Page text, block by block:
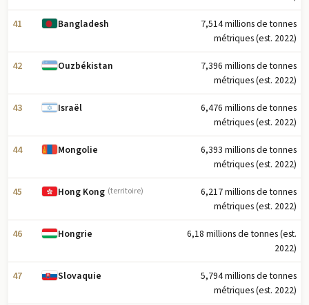
41 Bangladesh
7,514 millions de tonnes
métriques (est. 2022)
42 Ouzbékistan
7,396 millions de tonnes
métriques (est. 2022)
43 Israël
6,476 millions de tonnes
métriques (est. 2022)
44 Mongolie
6,393 millions de tonnes
métriques (est. 2022)
45 Hong Kong (territoire)
6,217 millions de tonnes
métriques (est. 2022)
46 Hongrie
6,18 millions de tonnes (est.
2022)
47 Slovaquie
5,794 millions de tonnes
métriques (est. 2022)